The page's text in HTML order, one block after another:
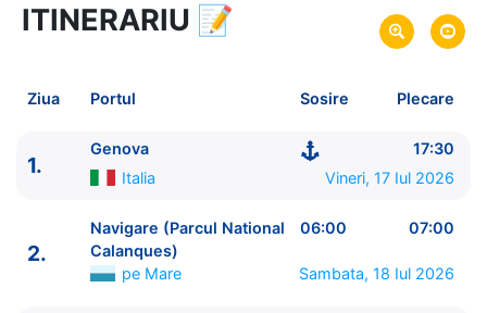
8 zile vacanta de croaziera in
Marea Mediterana de Vest -
Plecare pe 17 Iul 2026 din Genova, Italia
Costa Cruises
ITINERARIU 📝
Ziua Portul Sosire Plecare
1.
Genova
17:30
Italia
Vineri, 17 Iul 2026
2.
Navigare (Parcul National
Calanques)
06:00 07:00
pe Mare Sambata, 18 Iul 2026